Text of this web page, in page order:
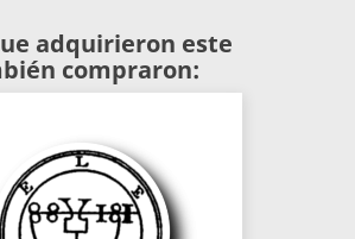
adquirieron este
compraron: